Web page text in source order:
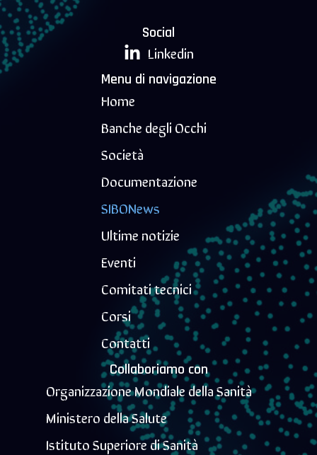
Social
Linkedin
Menu di navigazione
Home
Banche degli Occhi
Società
Documentazione
SIBONews
Ultime notizie
Eventi
Comitati tecnici
Corsi
Contatti
Collaboriamo con
Organizzazione Mondiale della Sanità
Ministero della Salute
Istituto Superiore di Sanità